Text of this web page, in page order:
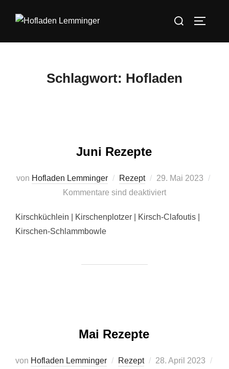
Inhalt
Suchen
Schlagwort: Hofladen
Juni Rezepte
von Hofladen Lemminger Rezept
Veröffentlicht
am
29. Mai 2023
Kommentare sind deaktiviert
Kirschküchlein | Kirschenplotzer | Kirsch-Clafoutis |
Kirschen-Schlammbowle
Mai Rezepte
von Hofladen Lemminger Rezept
Veröffentlicht
28. April 2023